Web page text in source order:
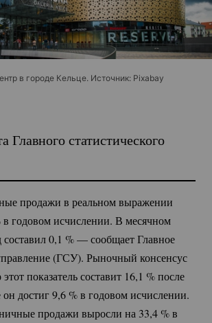
в городе Кельце. Источник: Pixabay
Главного статистического
продажи в реальном выражении
в годовом исчислении. В месячном
0,1 %— сообщает Главное
(ГСУ). Рыночный консенсус
показатель составит 16,1 %после
он достиг 9,6 %в годовом исчислении.
продажи выросли на 33,4 %в